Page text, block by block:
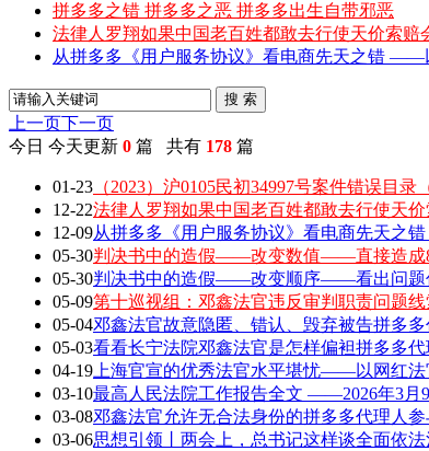
拼多多之错 拼多多之恶 拼多多出生自带邪恶
法律人罗翔如果中国老百姓都敢去行使天价索赔
从拼多多《用户服务协议》看电商先天之错 ——
搜 索
上一页下一页
今日 今天更新 0 篇 共有 178 篇
01-23 （2023）沪0105民初34997号案件错误目录
12-22法律人罗翔如果中国老百姓都敢去行使天
12-09从拼多多《用户服务协议》看电商先天之
05-30判决书中的造假——改变数值——直接造成
05-30判决书中的造假——改变顺序——看出问题
05-09第十巡视组：邓鑫法官违反审判职责问题
05-04邓鑫法官故意隐匿、错认、毁弃被告拼多
05-03看看长宁法院邓鑫法官是怎样偏袒拼多多
04-19 上海官宣的优秀法官水平堪忧——以网红法
03-10最高人民法院工作报告全文 ——2026年3月
03-08邓鑫法官允许无合法身份的拼多多代理人
03-06思想引领丨两会上，总书记这样谈全面依法